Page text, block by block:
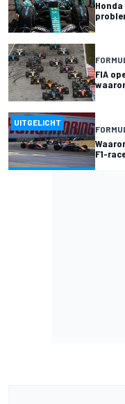
FIA
UITGELICHT
F1-